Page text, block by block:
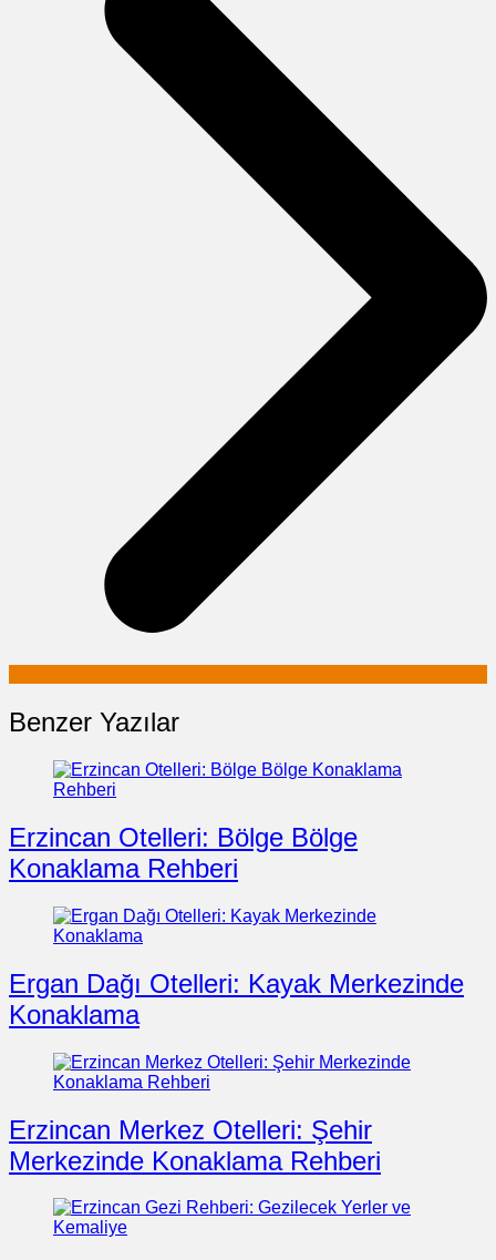
Benzer Yazılar
Erzincan Otelleri: Bölge Bölge
Konaklama Rehberi
Ergan Dağı Otelleri: Kayak Merkezinde
Konaklama
Erzincan Merkez Otelleri: Şehir
Merkezinde Konaklama Rehberi